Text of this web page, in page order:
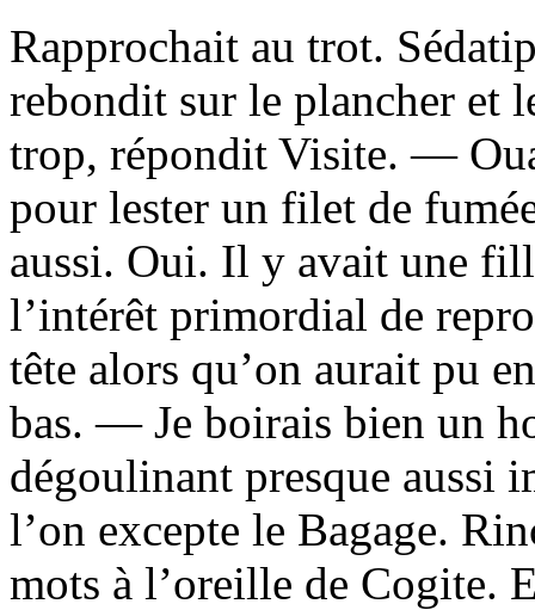
Rapprochait au trot.
rebondit sur le plancher et
trop, répondit Visite. —
pour lester un filet de
aussi. Oui. Il y avait une
l’intérêt primordial de
tête alors qu’on aurait pu
bas. — Je boirais bien un
dégoulinant presque aussi
l’on excepte le Bagage.
mots à l’oreille de Cogite.